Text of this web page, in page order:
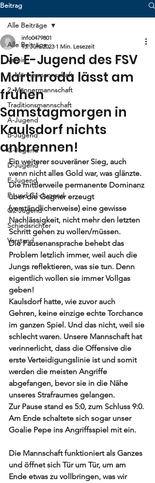
Beitrag
Alle Beiträge
Verein
1. Männermannschaft
2. Männermannschaft
Traditionsmannschaft
A-Jugend
B-Jugend
C-Jugend
D-Jugend
E-Jugend
F- und G1-Jugend
G2-Jugend
Schiedsrichter
Vorstand
Alle Beiträge
Die E-Jugend des FSV
Martinroda lässt am
frühen
Samstagmorgen in
Kaulsdorf nichts
anbrennen!
info0479801
13. Juni 2023 1 Min. Lesezeit
Ein weiterer souveräner Sieg, auch
wenn nicht alles Gold war, was glänzte.
Die mittlerweile permanente Dominanz
über die Gegner erzeugt
(verständlicherweise) eine gewisse
Nachlässigkeit, nicht mehr den letzten
Schritt gehen zu wollen/müssen.
Die Pausenansprache behebt das
Problem letzlich immer, weil auch die
Jungs reflektieren, was sie tun. Denn
eigentlich wollen sie immer Vollgas
geben!
Kaulsdorf hatte, wie zuvor auch
Gehren, keine einzige echte Torchance
im ganzen Spiel. Und das nicht, weil sie
schlecht waren. Unsere Mannschaft hat
verinnerlicht, dass die Offensive die
erste Verteidigungslinie ist und somit
werden die meisten Angriffe
abgefangen, bevor sie in die Nähe
unseres Strafraumes gelangen.
Zur Pause stand es 5:0, zum Schluss 9:0.
Am Ende schaltete sich sogar unser
Goalie Pepe ins Angriffsspiel mit ein.
Die Mannschaft funktioniert als Ganzes
und öffnet sich Tür um Tür, um am
Ende etwas zu vollbringen, was wir